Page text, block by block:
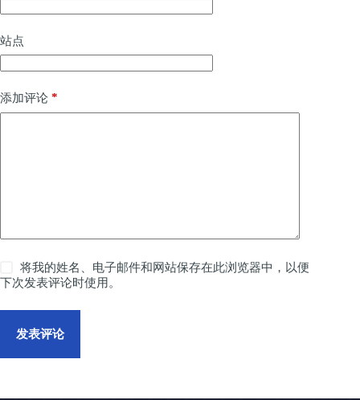
站点
添加评论 *
将我的姓名、电子邮件和网站保存在此浏览器中，以便
下次发表评论时使用。
发表评论